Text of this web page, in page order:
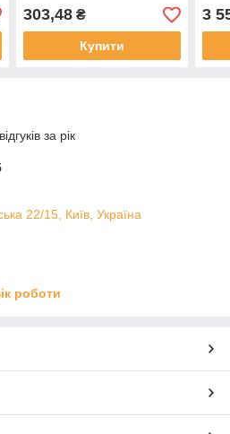
303,48₴
Купити
3
за рік
22/15, Київ, Україна
роботи